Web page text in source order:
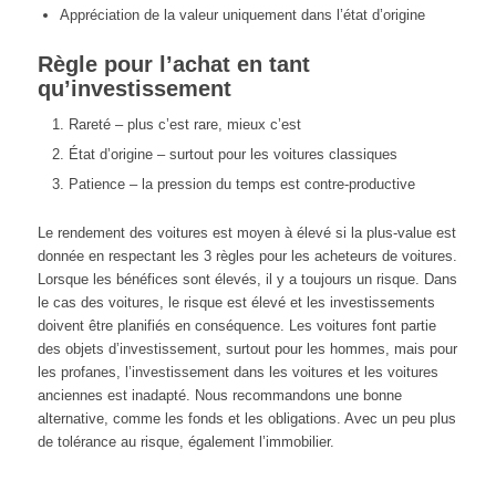
Appréciation de la valeur uniquement dans l’état d’origine
Règle pour l’achat en tant
qu’investissement
Rareté – plus c’est rare, mieux c’est
État d’origine – surtout pour les voitures classiques
Patience – la pression du temps est contre-productive
Le rendement des voitures est moyen à élevé si la plus-value est
donnée en respectant les 3 règles pour les acheteurs de voitures.
Lorsque les bénéfices sont élevés, il y a toujours un risque. Dans
le cas des voitures, le risque est élevé et les investissements
doivent être planifiés en conséquence. Les voitures font partie
des objets d’investissement, surtout pour les hommes, mais pour
les profanes, l’investissement dans les voitures et les voitures
anciennes est inadapté. Nous recommandons une bonne
alternative, comme les fonds et les obligations. Avec un peu plus
de tolérance au risque, également l’immobilier.